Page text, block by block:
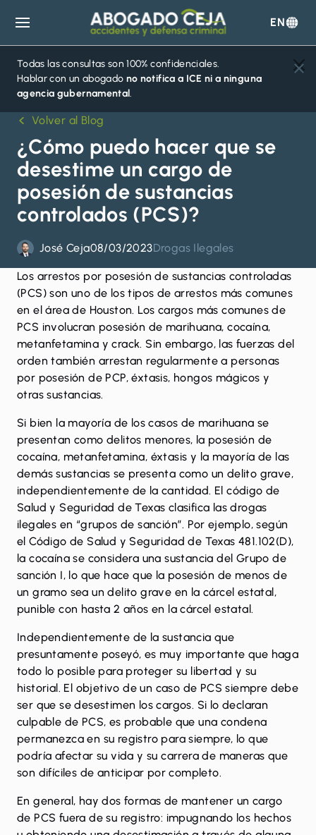
Abogado
Ceja
EN
Todas las consultas son 100% confidenciales.
Hablar con un abogado no notifica a ICE ni a ninguna
agencia gubernamental.
Volver al Blog
¿Cómo puedo hacer que se
desestime un cargo de
posesión de sustancias
controlados (PCS)?
José Ceja08/03/2023Drogas Ilegales
Los arrestos por posesión de sustancias controladas
(PCS) son uno de los tipos de arrestos más comunes
en el área de Houston. Los cargos más comunes de
PCS involucran posesión de marihuana, cocaína,
metanfetamina y crack. Sin embargo, las fuerzas del
orden también arrestan regularmente a personas
por posesión de PCP, éxtasis, hongos mágicos y
otras sustancias.
Si bien la mayoría de los casos de marihuana se
presentan como delitos menores, la posesión de
cocaína, metanfetamina, éxtasis y la mayoría de las
demás sustancias se presenta como un delito grave,
independientemente de la cantidad. El código de
Salud y Seguridad de Texas clasifica las drogas
ilegales en “grupos de sanción”. Por ejemplo, según
el Código de Salud y Seguridad de Texas 481.102(D),
la cocaína se considera una sustancia del Grupo de
sanción I, lo que hace que la posesión de menos de
un gramo sea un delito grave en la cárcel estatal,
punible con hasta 2 años en la cárcel estatal.
Independientemente de la sustancia que
presuntamente poseyó, es muy importante que haga
todo lo posible para proteger su libertad y su
historial. El objetivo de un caso de PCS siempre debe
ser que se desestimen los cargos. Si lo declaran
culpable de PCS, es probable que una condena
permanezca en su registro para siempre, lo que
podría afectar su vida y su carrera de maneras que
son difíciles de anticipar por completo.
En general, hay dos formas de mantener un cargo
de PCS fuera de su registro: impugnando los hechos